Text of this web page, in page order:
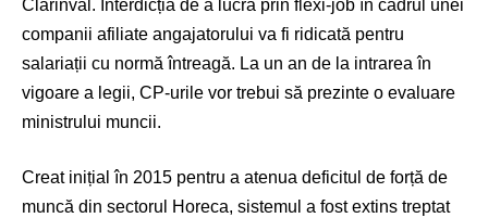
Clarinval. Interdicția de a lucra prin flexi-job în cadrul unei
companii afiliate angajatorului va fi ridicată pentru
salariații cu normă întreagă. La un an de la intrarea în
vigoare a legii, CP-urile vor trebui să prezinte o evaluare
ministrului muncii.
Creat inițial în 2015 pentru a atenua deficitul de forță de
muncă din sectorul Horeca, sistemul a fost extins treptat